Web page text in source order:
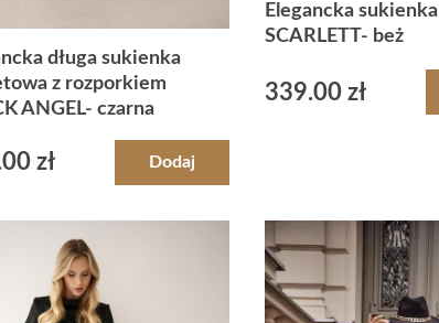
długa sukienka
z rozporkiem
ANGEL- czarna
zł Dodaj
Elegancka sukienka
SCARLETT- beż
339.00 zł